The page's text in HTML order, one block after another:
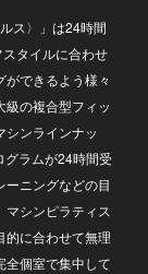
ス〉」は24時間
タイルに合わせ
できるよう様々
の複合型フィッ
シンラインナッ
ラムが24時間受
ニングなどの目
シンピラティス
的に合わせて無理
全個室で集中して